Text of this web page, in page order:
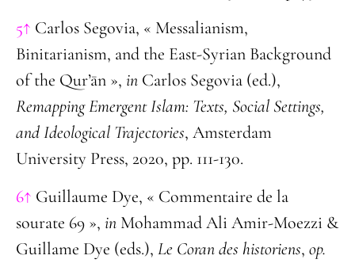
5↑ Carlos Segovia, « Messalianism,
Binitarianism, and the East-Syrian Background
of the Qur’ān », in Carlos Segovia (ed.),
Remapping Emergent Islam: Texts, Social Settings,
and Ideological Trajectories, Amsterdam
University Press, 2020, pp. 111-130.
6↑ Guillaume Dye, « Commentaire de la
sourate 69 », in Mohammad Ali Amir-Moezzi &
Guillame Dye (eds.), Le Coran des historiens, op.